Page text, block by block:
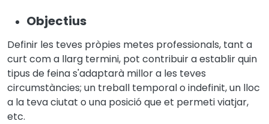
Objectius
Definir les teves pròpies metes professionals, tant a
curt com a llarg termini, pot contribuir a establir quin
tipus de feina s'adaptarà millor a les teves
circumstàncies; un treball temporal o indefinit, un lloc
a la teva ciutat o una posició que et permeti viatjar,
etc.